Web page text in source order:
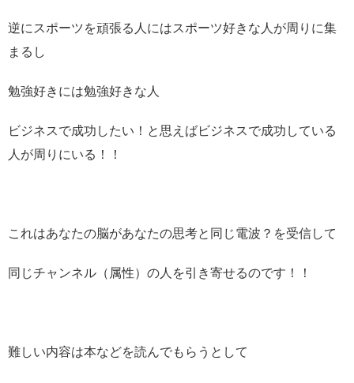
逆にスポーツを頑張る人にはスポーツ好きな人が周りに集
まるし
勉強好きには勉強好きな人
ビジネスで成功したい！と思えばビジネスで成功している
人が周りにいる！！
これはあなたの脳があなたの思考と同じ電波？を受信して
同じチャンネル（属性）の人を引き寄せるのです！！
難しい内容は本などを読んでもらうとして